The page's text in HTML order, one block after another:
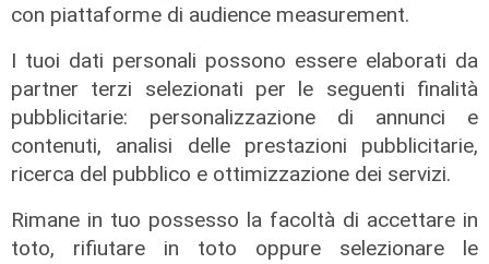
con piattaforme di audience measurement.
I tuoi dati personali possono essere elaborati da
partner terzi selezionati per le seguenti finalità
pubblicitarie: personalizzazione di annunci e
contenuti, analisi delle prestazioni pubblicitarie,
ricerca del pubblico e ottimizzazione dei servizi.
Rimane in tuo possesso la facoltà di accettare in
toto, rifiutare in toto oppure selezionare le
Mascia (FI) a Telenord: "Taglio
scuolabus nell'entroterra, per gli
scolaretti oltre allo zaino, anche le
gambe in spalla"
di Claudio Baffico